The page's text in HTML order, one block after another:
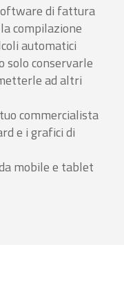
di fattura
compilazione
automatici
solo conservarle
ad altri
commercialista
e i grafici di
mobile e tablet